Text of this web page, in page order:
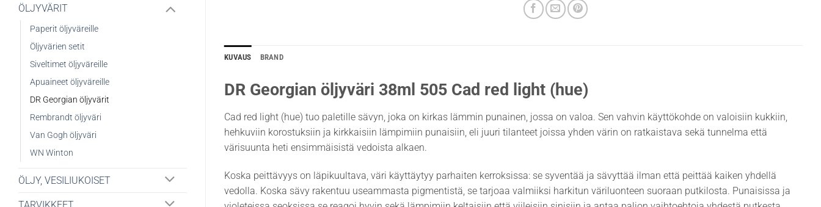
ÖLJYVÄRIT
Paperit öljyväreille
Öljyvärien setit
Siveltimet öljyväreille
Apuaineet öljyväreille
DR Georgian öljyvärit
Rembrandt öljyväri
Van Gogh öljyväri
WN Winton
ÖLJY, VESILIUKOISET
TARVIKKEET
KUVAUS BRAND
DR Georgian öljyväri 38ml 505 Cad red light (hue)
Cad red light (hue) tuo paletille sävyn, joka on kirkas lämmin punainen, jossa on valoa. Sen vahvin käyttökohde on valoisiin kukkiin,
hehkuviin korostuksiin ja kirkkaisiin lämpimiin punaisiin, eli juuri tilanteet joissa yhden värin on ratkaistava sekä tunnelma että
värisuunta heti ensimmäisistä vedoista alkaen.
Koska peittävyys on läpikuultava, väri käyttäytyy parhaiten kerroksissa: se syventää ja sävyttää ilman että peittää kaiken yhdellä
vedolla. Koska sävy rakentuu useammasta pigmentistä, se tarjoaa valmiiksi harkitun väriluonteen suoraan putkilosta. Punaisissa ja